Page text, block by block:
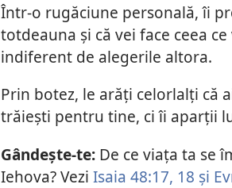
Într-o rugăciune personală, îi
totdeauna și că vei face ceea
indiferent de alegerile altora.
Prin botez, le arăți celorlalți că
trăiești pentru tine, ci îi aparții
Gândește-te: De ce viața ta se
Iehova? Vezi Isaia 48:17, 18 și